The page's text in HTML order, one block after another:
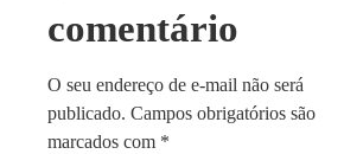
comentário
O seu endereço de e-mail não será
publicado. Campos obrigatórios são
marcados com *